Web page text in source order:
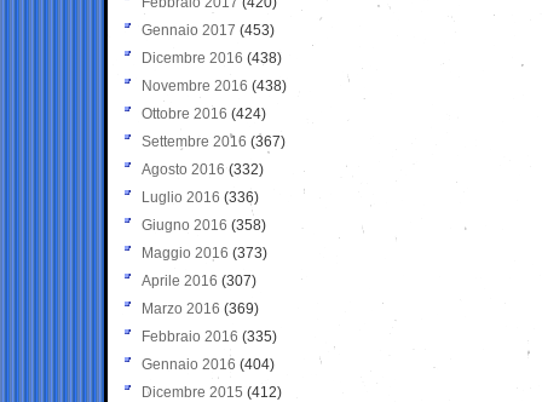
Gennaio 2017 (453)
Dicembre 2016 (438)
Novembre 2016 (438)
Ottobre 2016 (424)
Settembre 2016 (367)
Agosto 2016 (332)
Luglio 2016 (336)
Giugno 2016 (358)
Maggio 2016 (373)
Aprile 2016 (307)
Marzo 2016 (369)
Febbraio 2016 (335)
Gennaio 2016 (404)
Dicembre 2015 (412)